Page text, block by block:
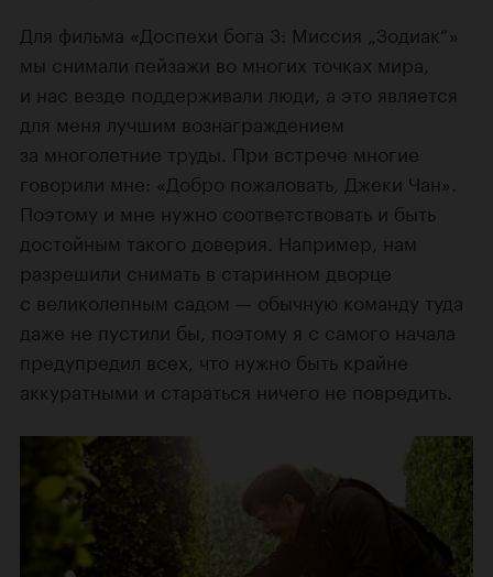
Для фильма «Доспехи бога 3: Миссия „Зодиак“»
мы снимали пейзажи во многих точках мира,
и нас везде поддерживали люди, а это является
для меня лучшим вознаграждением
за многолетние труды. При встрече многие
говорили мне: «Добро пожаловать, Джеки Чан».
Поэтому и мне нужно соответствовать и быть
достойным такого доверия. Например, нам
разрешили снимать в старинном дворце
с великолепным садом — обычную команду туда
даже не пустили бы, поэтому я с самого начала
предупредил всех, что нужно быть крайне
аккуратными и стараться ничего не повредить.